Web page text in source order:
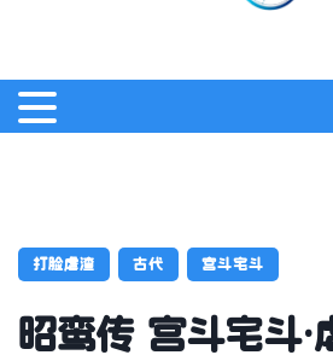
打脸虐渣 古代 宫斗宅斗
昭鸾传 宫斗宅斗·